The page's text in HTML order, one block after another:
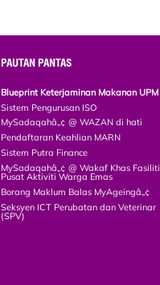
PAUTAN PANTAS
Blueprint Keterjaminan Makanan UPM
Sistem Pengurusan ISO
MySadaqahâ„¢ @ WAZAN di hati
Pendaftaran Keahlian MARN
Sistem Putra Finance
MySadaqahâ„¢ @ Wakaf Khas Fasiliti
Pusat Aktiviti Warga Emas
Borang Maklum Balas MyAgeingâ„¢
Seksyen ICT Perubatan dan Veterinar
(SPV)